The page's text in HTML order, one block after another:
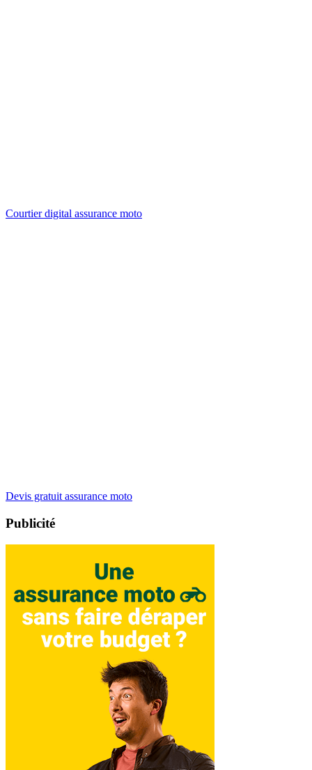
Courtier digital assurance moto
Devis gratuit assurance moto
Publicité